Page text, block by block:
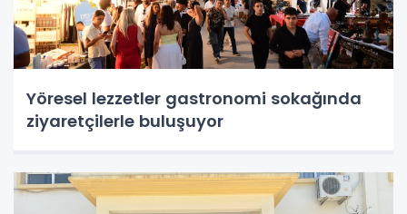
Yöresel lezzetler gastronomi sokağında
ziyaretçilerle buluşuyor